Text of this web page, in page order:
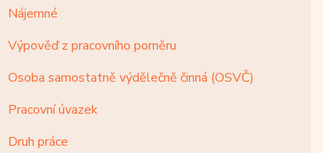
Nájemné
Výpověď z pracovního poměru
Osoba samostatně výdělečně činná (OSVČ)
Pracovní úvazek
Druh práce